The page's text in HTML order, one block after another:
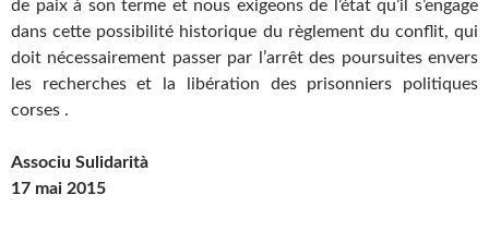
de paix à son terme et nous exigeons de l’état qu’il s’engage
dans cette possibilité historique du règlement du conflit, qui
doit nécessairement passer par l’arrêt des poursuites envers
les recherches et la libération des prisonniers politiques
corses .
Associu Sulidarità
17 mai 2015